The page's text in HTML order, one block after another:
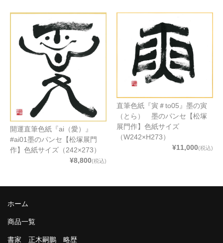
開運直筆色紙『ai（愛）』
#ai01墨のパンセ【松塚展門
作】色紙サイズ（242×273）
¥8,800(税込)
直筆色紙『寅＃to05』墨の寅
（とら） 墨のパンセ【松塚
展門作】色紙サイズ
（W242×H273）
¥11,000(税込)
ホーム
商品一覧
書家 正木嗣鵬 略歴